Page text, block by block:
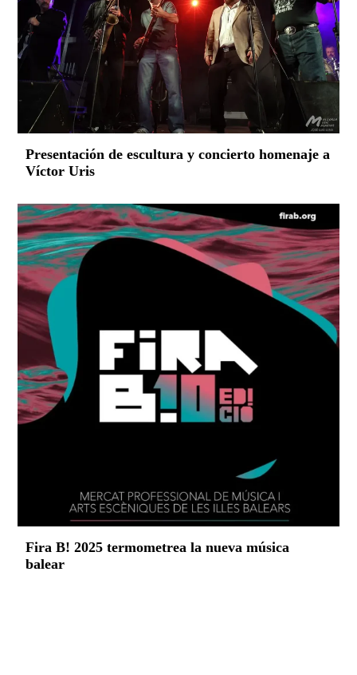
Presentación de escultura y concierto homenaje a
Víctor Uris
Fira B! 2025 termometrea la nueva música
balear